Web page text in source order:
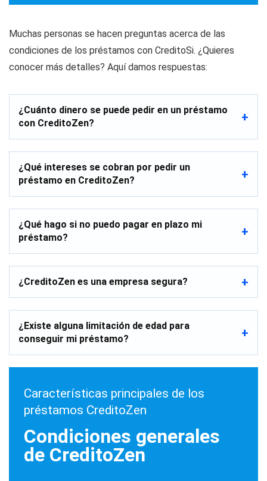
Muchas personas se hacen preguntas acerca de las
condiciones de los préstamos con CreditoSi. ¿Quieres
conocer más detalles? Aquí damos respuestas:
¿Cuánto dinero se puede pedir en un préstamo
con CreditoZen?
¿Qué intereses se cobran por pedir un
préstamo en CreditoZen?
¿Qué hago si no puedo pagar en plazo mi
préstamo?
¿CreditoZen es una empresa segura?
¿Existe alguna limitación de edad para
conseguir mi préstamo?
Características principales de los
préstamos CreditoZen
Condiciones generales
de CreditoZen